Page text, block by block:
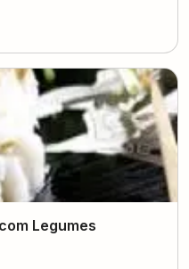
Legumes